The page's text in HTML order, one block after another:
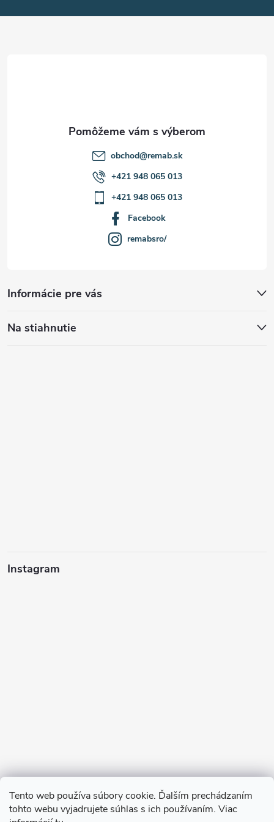
Tento web používa súbory cookie. Ďalším prechádzaním
tohto webu vyjadrujete súhlas s ich používaním. Viac
Informácie pre vás
Na stiahnutie
Instagram
Sledovať na Instagrame
obchod@remab.sk
+421 948 065 013
+421 948 065 013
Facebook
remabsro/